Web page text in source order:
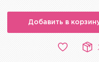
Добавить в